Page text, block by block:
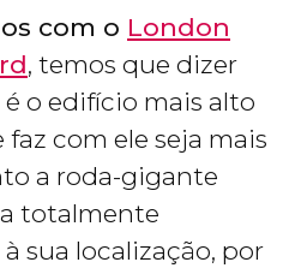
com o London
, temos que dizer
o edifício mais alto
com ele seja mais
a roda-gigante
totalmente
sua localização, por